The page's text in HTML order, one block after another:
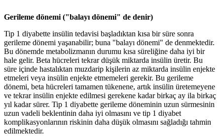
Gerileme dönemi ("balayı dönemi" de denir)
Tip 1 diyabette insülin tedavisi başladıktan kısa bir süre sonra
gerileme dönemi yaşanabilir; buna "balayı dönemi" de denmektedir.
Bu dönemde metabolizmanın durumu kısa süreliğine daha iyi bir
hale gelir. Beta hücreleri tekrar düşük miktarda insülin üretir. Bu
süre içinde hastalıktan muzdarip kişilerin az miktarda insülin enjekte
etmeleri veya insülin enjekte etmemeleri gerekir. Bu gerileme
dönemi, beta hücreleri tamamen tükenene, artık insülin üretemeyene
ve tekrar insülin enjekte edilmesi gerekene kadar birkaç ay ila birkaç
yıl kadar sürer. Tip 1 diyabette gerileme döneminin uzun sürmesinin
uzun vadeli beklentinin daha iyi olmasını ve tip 1 diyabet
komplikasyonlarının riskinin daha düşük olmasını sağladığı tahmin
edilmektedir.